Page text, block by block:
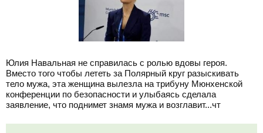
Юлия Навальная не справилась с ролью вдовы героя.
Вместо того чтобы лететь за Полярный круг разыскивать
тело мужа, эта женщина вылезла на трибуну Мюнхенской
конференции по безопасности и улыбаясь сделала
заявление, что поднимет знамя мужа и возглавит...чт